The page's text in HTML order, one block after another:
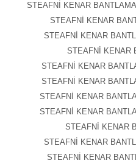
STEAFNİ KENAR
STEAFNİ KENAR
STEAFNİ KENAR
STEAFNİ KENAR
STEAFNİ KENAR
STEAFNİ KENAR
STEAFNİ KENAR
STEAFNİ KENAR
STEAFNİ KENAR
STEAFNİ KENAR
STEAFNİ KENAR